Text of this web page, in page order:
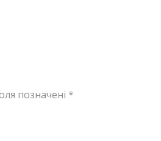
позначені *